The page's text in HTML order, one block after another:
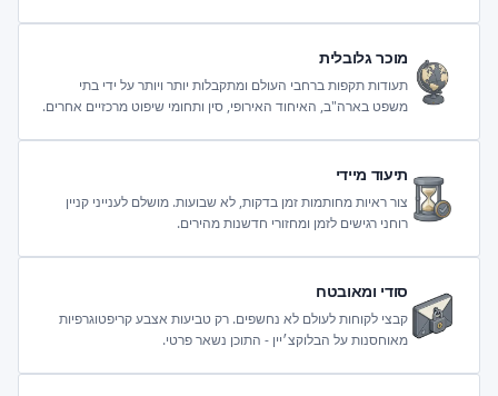
מוכר גלובלית
תעודות תקפות ברחבי העולם ומתקבלות יותר ויותר על ידי בתי
משפט בארה"ב, האיחוד האירופי, סין ותחומי שיפוט מרכזיים אחרים.
תיעוד מיידי
צור ראיות מחותמות זמן בדקות, לא שבועות. מושלם לענייני קניין
רוחני רגישים לזמן ומחזורי חדשנות מהירים.
סודי ומאובטח
קבצי לקוחות לעולם לא נחשפים. רק טביעות אצבע קריפטוגרפיות
מאוחסנות על הבלוקצ׳יין - התוכן נשאר פרטי.